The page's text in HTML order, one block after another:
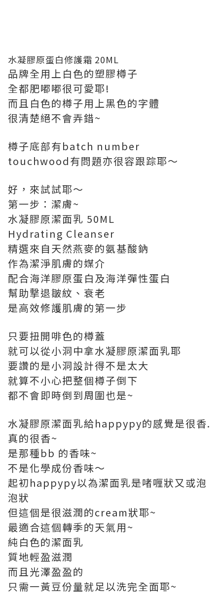
水凝膠原蛋白修護霜 20ML
品牌全用上白色的塑膠樽子
全都肥嘟嘟很可愛耶!
而且白色的樽子用上黑色的字體
很清楚絕不會弄錯~
樽子底部有batch number
touchwood有問題亦很容跟踪耶～
好，來試試耶～
第一步：潔膚~
水凝膠原潔面乳 50ML
Hydrating Cleanser
精選來自天然燕麥的氨基酸鈉
作為潔淨肌膚的媒介
配合海洋膠原蛋白及海洋彈性蛋白
幫助撃退皺紋、衰老
是高效修護肌膚的第一步
只要扭開啡色的樽蓋
就可以從小洞中拿水凝膠原潔面乳耶
要讚的是小洞設計得不是太大
就算不小心把整個樽子倒下
都不會即時倒到周圍也是~
水凝膠原潔面乳給happypy的感覺是很香.
真的很香~
是那種bb 的香味~
不是化學成份香味～
起初happypy以為潔面乳是啫喱狀又或泡
泡狀
但這個是很滋潤的cream狀耶~
最適合這個轉季的天氣用~
純白色的潔面乳
質地輕盈滋潤
而且光澤盈盈的
只需一黃豆份量就足以洗完全面耶~